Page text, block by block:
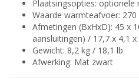
Plaatsingsopties:
Waarde warmteafvoer: 270
Afmetingen (BxHxD): 45 x
aansluitingen) / 17,7 x 4,1 x
Gewicht: 8,2 kg / 18,1 lb
Afwerking: Mat zwart